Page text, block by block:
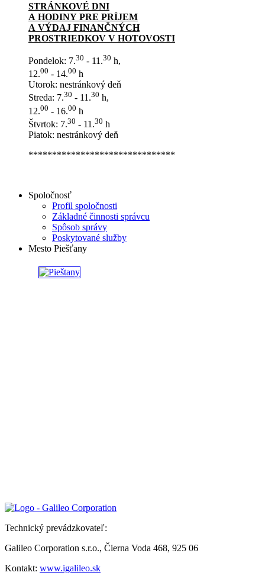
STRÁNKOVÉ DNI
A HODINY PRE PRÍJEM
A VÝDAJ FINANČNÝCH
PROSTRIEDKOV V HOTOVOSTI
Pondelok: 7.30 - 11.30 h,
12.00 - 14.00 h
Utorok: nestránkový deň
Streda: 7.30 - 11.30 h,
12.00 - 16.00 h
Štvrtok: 7.30 - 11.30 h
Piatok: nestránkový deň
*******************************
Spoločnosť
Profil spoločnosti
Základné činnosti správcu
Spôsob správy
Poskytované služby
Mesto Piešťany
Technický prevádzkovateľ:
Galileo Corporation s.r.o., Čierna Voda 468, 925 06
Kontakt: www.igalileo.sk